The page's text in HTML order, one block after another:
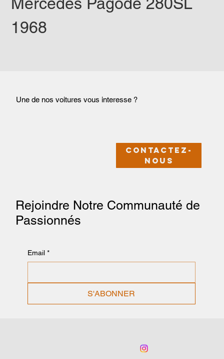
1968
Rejoindre Notre Communauté de
Passionnés
Email *
S'ABONNER
Une de nos voitures vous interesse ?
Contactez-
nous